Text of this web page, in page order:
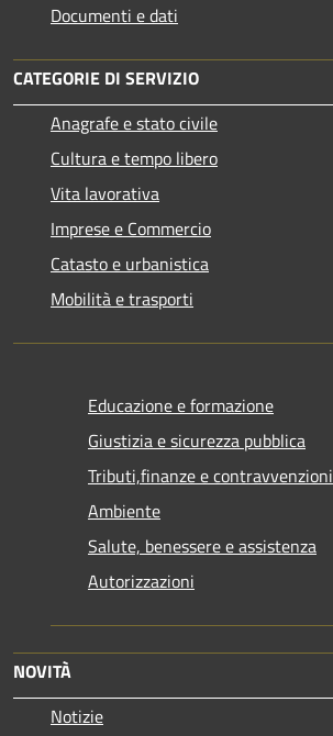
Documenti e dati
CATEGORIE DI SERVIZIO
Anagrafe e stato civile
Cultura e tempo libero
Vita lavorativa
Imprese e Commercio
Catasto e urbanistica
Mobilità e trasporti
Educazione e formazione
Giustizia e sicurezza pubblica
Tributi,finanze e contravvenzioni
Ambiente
Salute, benessere e assistenza
Autorizzazioni
NOVITÀ
Notizie